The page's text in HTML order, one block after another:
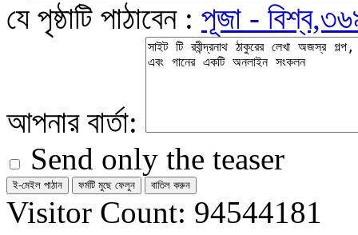
যে পৃষ্ঠাটি পাঠাবেন : পূজা -
আপনার বার্তা:
Send only the teaser
Visitor Count: 94544181